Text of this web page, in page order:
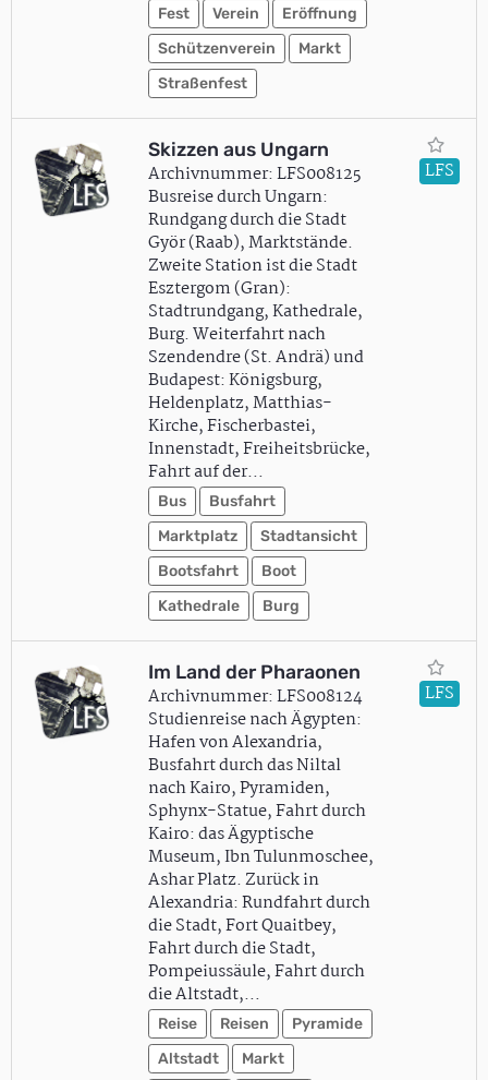
Fest Verein
Eröffnung
Schützenverein
Markt
Straßenfest
Skizzen aus Ungarn
Archivnummer: LFS008125
Busreise durch Ungarn:
Rundgang durch die Stadt
Györ (Raab), Marktstände.
Zweite Station ist die Stadt
Esztergom (Gran):
Stadtrundgang, Kathedrale,
Burg. Weiterfahrt nach
Szendendre (St. Andrä) und
Budapest: Königsburg,
Heldenplatz, Matthias-
Kirche, Fischerbastei,
Innenstadt, Freiheitsbrücke,
Fahrt auf der…
Bus
Busfahrt
Marktplatz
Stadtansicht
Bootsfahrt
Boot
Kathedrale
Burg
LFS
Im Land der Pharaonen
Archivnummer: LFS008124
Studienreise nach Ägypten:
Hafen von Alexandria,
Busfahrt durch das Niltal
nach Kairo, Pyramiden,
Sphynx-Statue, Fahrt durch
Kairo: das Ägyptische
Museum, Ibn Tulunmoschee,
Ashar Platz. Zurück in
Alexandria: Rundfahrt durch
die Stadt, Fort Quaitbey,
Fahrt durch die Stadt,
Pompeiussäule, Fahrt durch
die Altstadt,…
Reise Reisen
Pyramide
Altstadt
Markt
LFS